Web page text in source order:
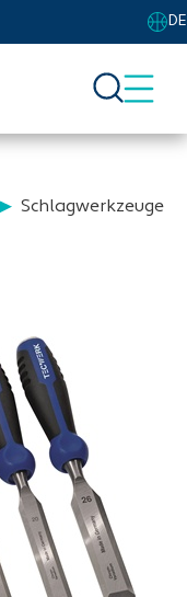
DE
Schlagwerkzeuge